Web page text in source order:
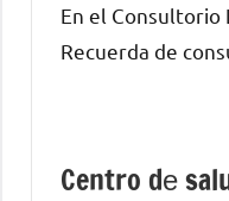
En el Consultorio
Recuerda dе
Centro dе